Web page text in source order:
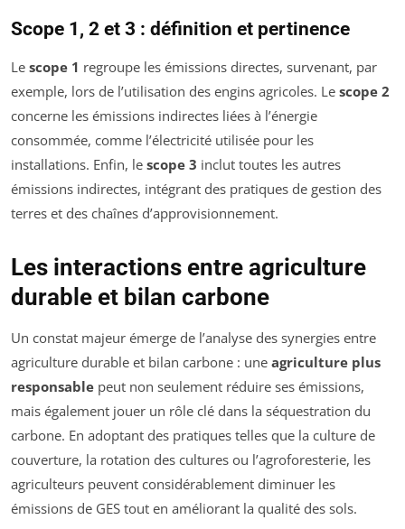
Scope 1, 2 et 3 : définition et pertinence
Le scope 1 regroupe les émissions directes, survenant, par
exemple, lors de l’utilisation des engins agricoles. Le scope 2
concerne les émissions indirectes liées à l’énergie
consommée, comme l’électricité utilisée pour les
installations. Enfin, le scope 3 inclut toutes les autres
émissions indirectes, intégrant des pratiques de gestion des
terres et des chaînes d’approvisionnement.
Les interactions entre agriculture
durable et bilan carbone
Un constat majeur émerge de l’analyse des synergies entre
agriculture durable et bilan carbone : une agriculture plus
responsable peut non seulement réduire ses émissions,
mais également jouer un rôle clé dans la séquestration du
carbone. En adoptant des pratiques telles que la culture de
couverture, la rotation des cultures ou l’agroforesterie, les
agriculteurs peuvent considérablement diminuer les
émissions de GES tout en améliorant la qualité des sols.